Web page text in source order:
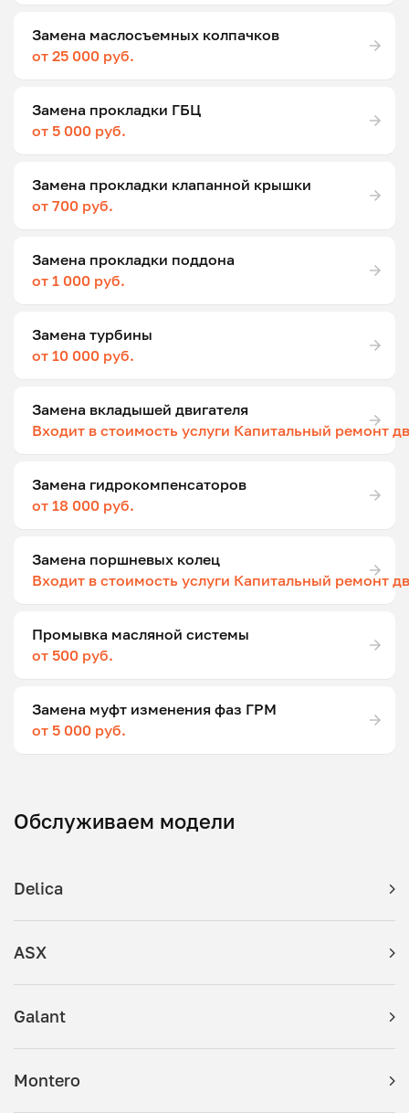
Замена маслосъемных колпачков
от 25 000 руб.
Замена прокладки ГБЦ
от 5 000 руб.
Замена прокладки клапанной крышки
от 700 руб.
Замена прокладки поддона
от 1 000 руб.
Замена турбины
от 10 000 руб.
Замена вкладышей двигателя
Входит в стоимость услуги Капитальный ремонт
Замена гидрокомпенсаторов
от 18 000 руб.
Замена поршневых колец
Входит в стоимость услуги Капитальный ремонт
Промывка масляной системы
от 500 руб.
Замена муфт изменения фаз ГРМ
от 5 000 руб.
Обслуживаем модели
Delica
ASX
Galant
Montero